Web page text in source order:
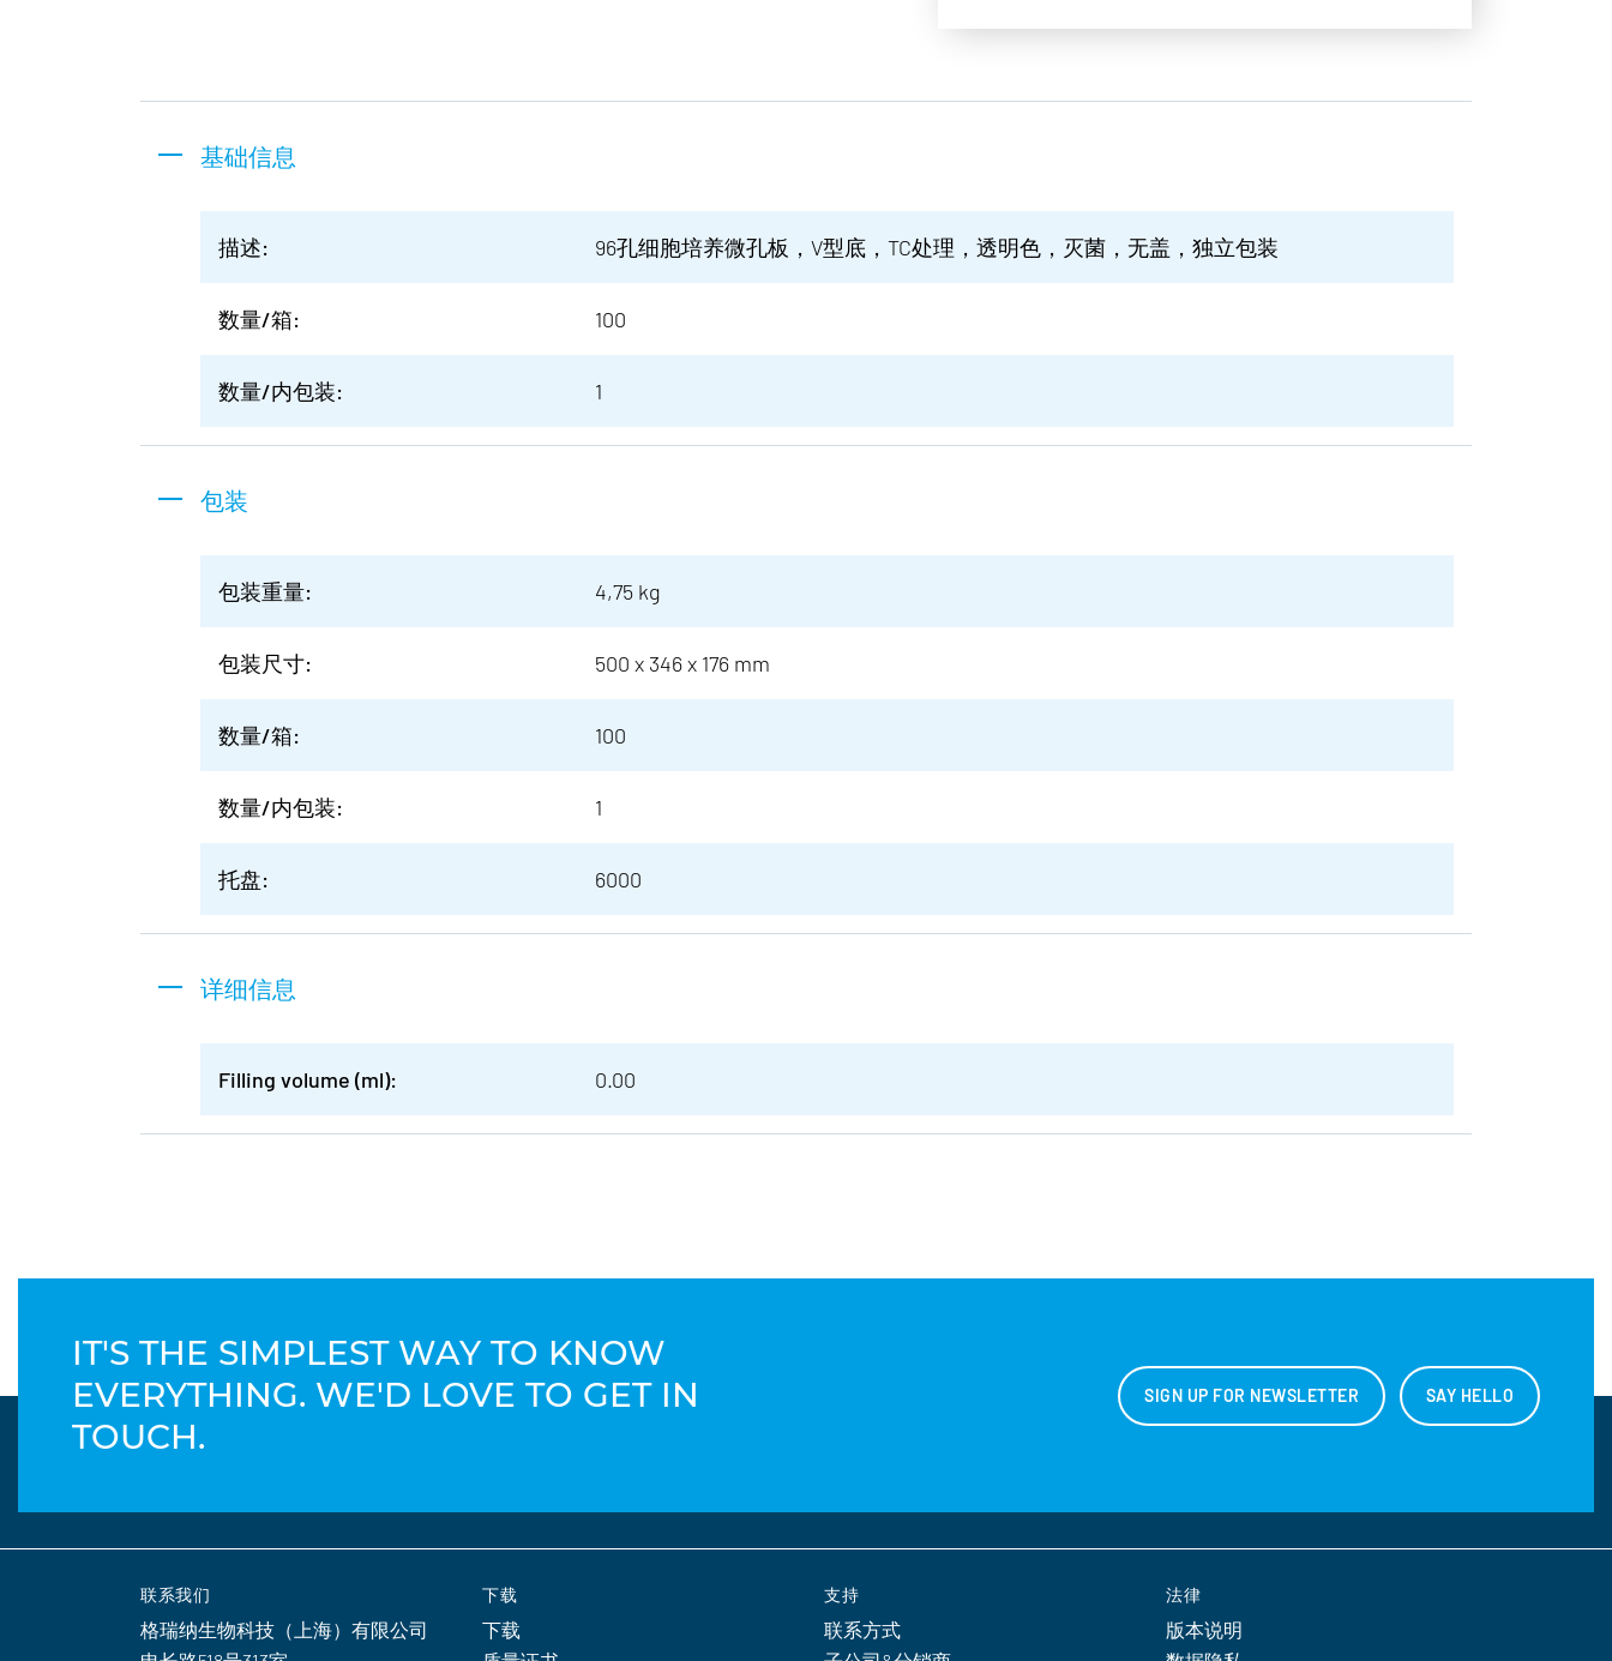
基础信息
描述: 96孔细胞培养微孔板，V型底，TC处理，透明色，灭菌，无盖，独立包装
数量/箱: 100
数量/内包装: 1
包装
包装重量: 4,75 kg
包装尺寸: 500 x 346 x 176 mm
数量/箱: 100
数量/内包装: 1
托盘: 6000
详细信息
Filling volume (ml): 0.00
IT'S THE SIMPLEST WAY TO KNOW
EVERYTHING. WE'D LOVE TO GET IN
TOUCH.
SIGN UP FOR NEWSLETTER SAY HELLO
联系我们
格瑞纳生物科技（上海）有限公司
下载
下载
支持
联系方式
法律
版本说明